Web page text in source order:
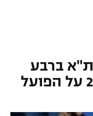
ברבע
גמר הגביע אחרי 2:3 על הפועל